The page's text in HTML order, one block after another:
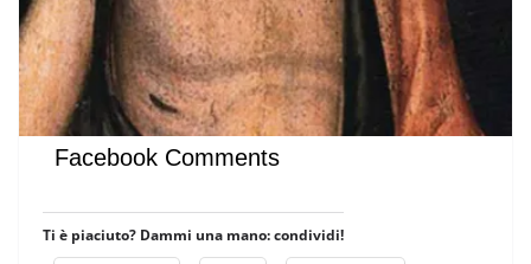
Facebook Comments
Ti è piaciuto? Dammi una mano: condividi!